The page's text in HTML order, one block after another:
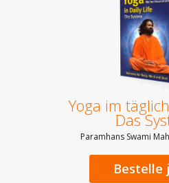
Yoga im
Das
Paramhans Swami
Bestelle